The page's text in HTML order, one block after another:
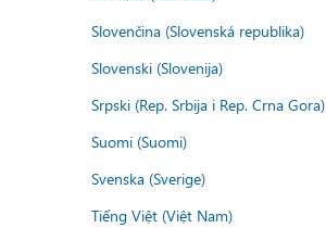
Slovenčina (Slovenská republika)
Slovenski (Slovenija)
Srpski (Rep. Srbija i Rep. Crna Gora)
Suomi (Suomi)
Svenska (Sverige)
Tiếng Việt (Việt Nam)